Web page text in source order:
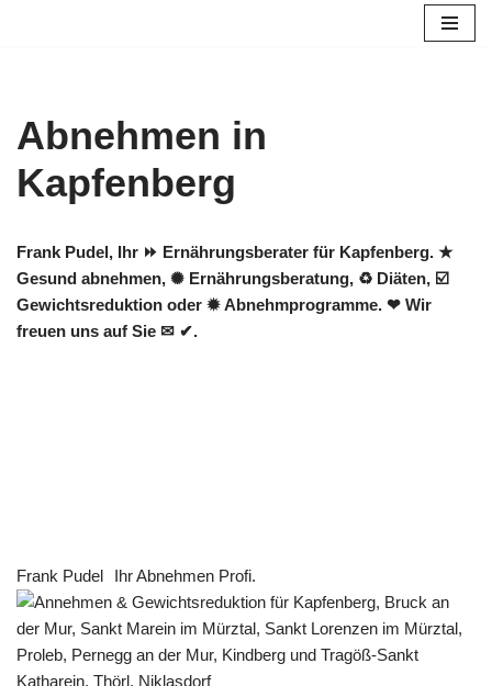
Abnehmen in
Kapfenberg
Frank Pudel, Ihr ⏩ Ernährungsberater für Kapfenberg. ★
Gesund abnehmen, ✺ Ernährungsberatung, ♻ Diäten, ☑️
Gewichtsreduktion oder ✹ Abnehmprogramme. ❤ Wir
freuen uns auf Sie ✉ ✔.
Frank Pudel Ihr Abnehmen Profi.